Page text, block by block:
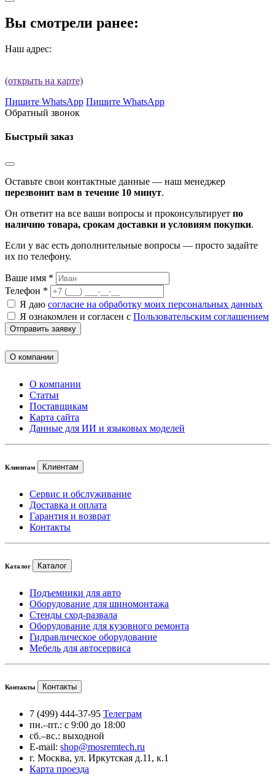
Вы смотрели ранее:
Наш адрес:
(открыть на карте)
Пишите WhatsApp Пишите WhatsApp
Обратный звонок
Быстрый заказ
Оставьте свои контактные данные — наш менеджер
перезвонит вам в течение 10 минут.
Он ответит на все ваши вопросы и проконсультирует по
наличию товара, срокам доставки и условиям покупки.
Если у вас есть дополнительные вопросы — просто задайте
их по телефону.
Ваше имя *
Телефон *
Я даю согласие на обработку моих персональных данных
Я ознакомлен и согласен с Пользовательским соглашением
Отправить заявку
О компании
О компании
Статьи
Поставщикам
Карта сайта
Данные для ИИ и языковых моделей
Клиентам Клиентам
Сервис и обслуживание
Доставка и оплата
Гарантия и возврат
Контакты
Каталог Каталог
Подъемники для авто
Оборудование для шиномонтажа
Стенды сход-развала
Оборудование для кузовного ремонта
Гидравлическое оборудование
Мебель для автосервиса
Контакты Контакты
7 (499) 444-37-95 Телеграм
пн.–пт.: с 9:00 до 18:00
сб.–вс.: выходной
E-mail: shop@mosremtech.ru
г. Москва, ул. Иркутская д.11, к.1
Карта проезда